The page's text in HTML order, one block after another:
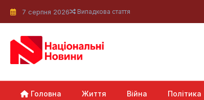
7 серпня 2026 Випадкова стаття
Головна Життя Війна Політика